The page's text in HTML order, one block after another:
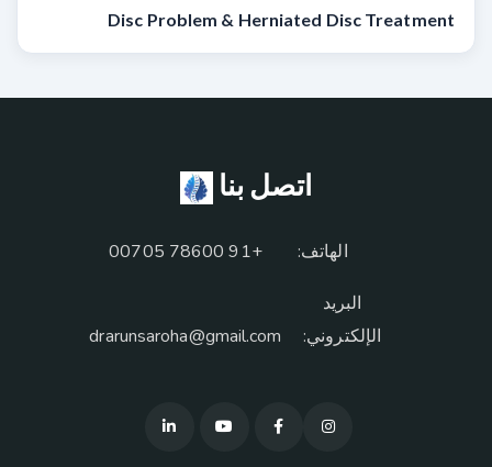
Disc Problem & Herniated Disc Treatment
اتصل بنا
الهاتف: +91 78600 00705
البريد
الإلكتروني:
drarunsaroha@gmail.com